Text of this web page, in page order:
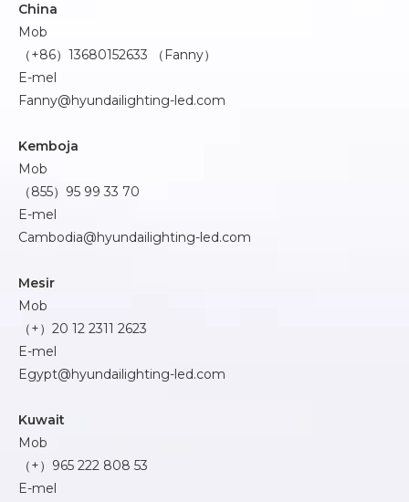
China
Mob
（+86）13680152633 （Fanny）
E-mel
Fanny@hyundailighting-led.com
Kemboja
Mob
（855）95 99 33 70
E-mel
Cambodia@hyundailighting-led.com
Mesir
Mob
（+）20 12 2311 2623
E-mel
Egypt@hyundailighting-led.com
Kuwait
Mob
（+）965 222 808 53
E-mel